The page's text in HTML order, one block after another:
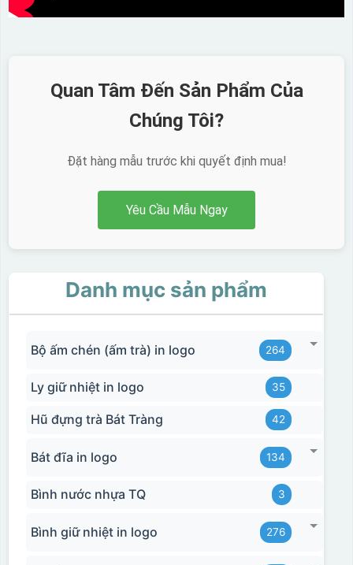
Quan Tâm Đến Sản Phẩm Của
Chúng Tôi?
Đặt hàng mẫu trước khi quyết định mua!
Yêu Cầu Mẫu Ngay
Danh mục sản phẩm
Bộ ấm chén (ấm trà) in logo 264
Ly giữ nhiệt in logo 35
Hũ đựng trà Bát Tràng 42
Bát đĩa in logo 134
Bình nước nhựa TQ 3
Bình giữ nhiệt in logo 276